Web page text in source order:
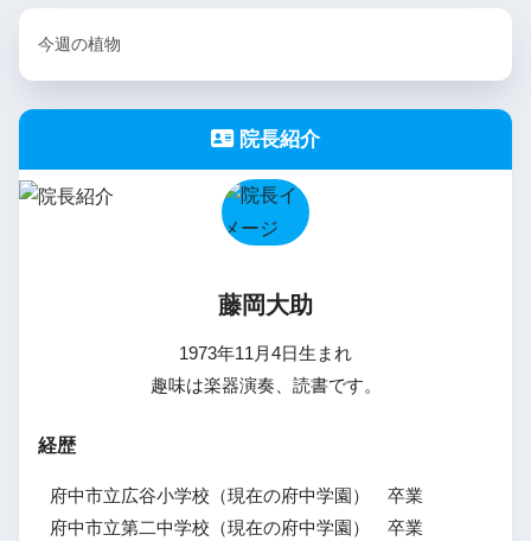
今週の植物
院長紹介
藤岡大助
1973年11月4日生まれ
趣味は楽器演奏、読書です。
経歴
府中市立広谷小学校（現在の府中学園） 卒業
府中市立第二中学校（現在の府中学園） 卒業